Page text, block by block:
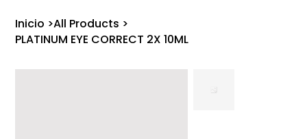
Inicio >All Products >
PLATINUM EYE CORRECT 2X 10ML